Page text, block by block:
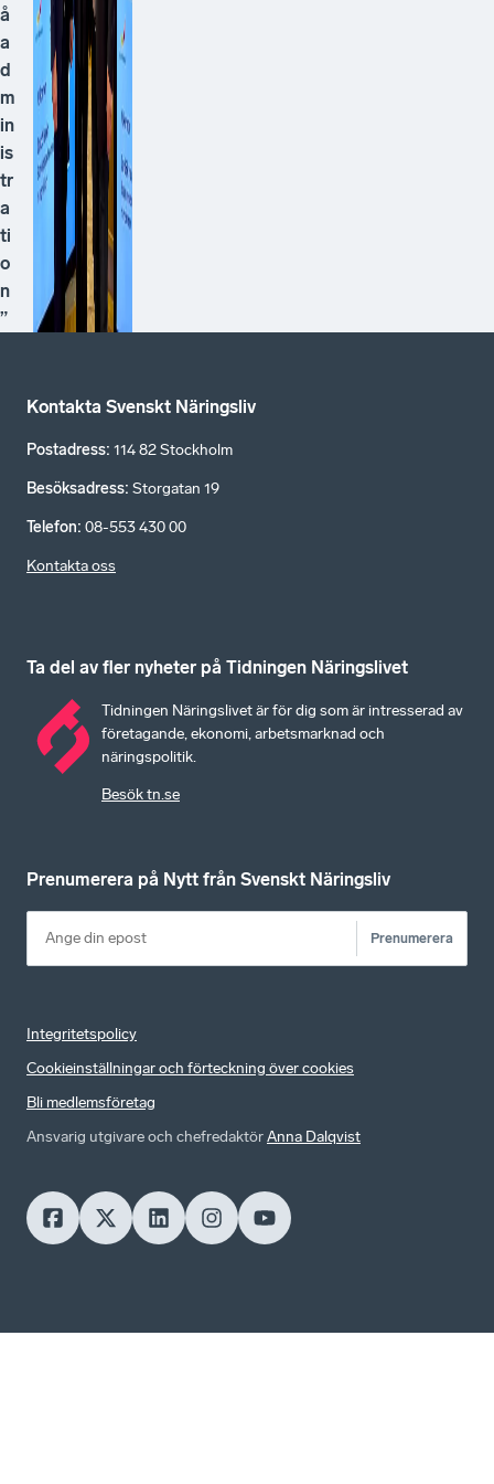
å
a
d
m
in
is
tr
a
ti
o
n
”
Kontakta Svenskt Näringsliv
Postadress: 114 82 Stockholm
Besöksadress: Storgatan 19
Telefon: 08-553 430 00
Kontakta oss
Ta del av fler nyheter på Tidningen Näringslivet
Tidningen Näringslivet är för dig som är intresserad av
företagande, ekonomi, arbetsmarknad och
näringspolitik.
Besök tn.se
Prenumerera på Nytt från Svenskt Näringsliv
Prenumerera
Integritetspolicy
Cookieinställningar och förteckning över cookies
Bli medlemsföretag
Ansvarig utgivare och chefredaktörAnna Dalqvist